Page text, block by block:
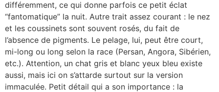
différemment, ce qui donne parfois ce petit éclat
“fantomatique” la nuit. Autre trait assez courant : le nez
et les coussinets sont souvent rosés, du fait de
l’absence de pigments. Le pelage, lui, peut être court,
mi-long ou long selon la race (Persan, Angora, Sibérien,
etc.). Attention, un chat gris et blanc yeux bleu existe
aussi, mais ici on s’attarde surtout sur la version
immaculée. Petit détail qui a son importance : la